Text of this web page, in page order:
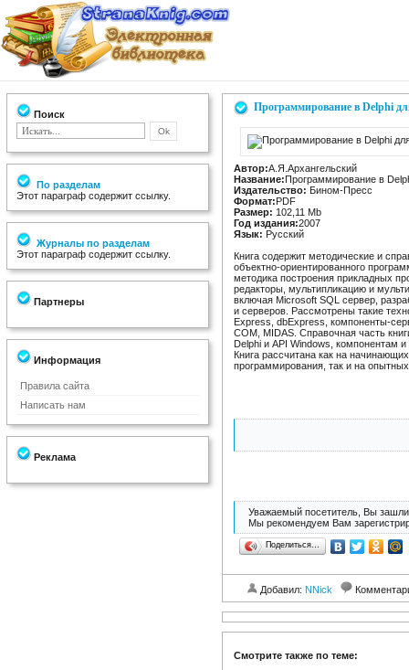
Поиск
По разделам
Этот параграф содержит ссылку.
Журналы по разделам
Этот параграф содержит ссылку.
Партнеры
Информация
Правила сайта
Написать нам
Реклама
Программирование в Delphi
Автор:А.Я.Архангельский
Название:Программирование в
Издательство: Бином-Пресс
Формат:PDF
Размер: 102,11 Mb
Год издания:2007
Язык: Русский
Книга содержит методические и
объектно-ориентированного
методика построения прикладных
редакторы, мультипликацию и
включая Microsoft SQL сервер,
и серверов. Рассмотрены такие
Express, dbExpress, компоненты-
COM, MIDAS. Справочная часть
Delphi и API Windows, компонентам
Книга рассчитана как на
программирования, так и на
Уважаемый посетитель, Вы зашли
Мы рекомендуем Вам
Поделиться…
Добавил: NNick
Смотрите также по теме: